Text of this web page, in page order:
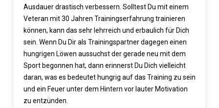
Ausdauer drastisch verbessern. Solltest Du mit einem
Veteran mit 30 Jahren Trainingserfahrung trainieren
können, kann das sehr lehrreich und erbaulich für Dich
sein. Wenn Du Dir als Trainingspartner dagegen einen
hungrigen Löwen aussuchst der gerade neu mit dem
Sport begonnen hat, dann erinnerst Du Dich vielleicht
daran, was es bedeutet hungrig auf das Training zu sein
und ein Feuer unter dem Hintern vor lauter Motivation
zu entzünden.